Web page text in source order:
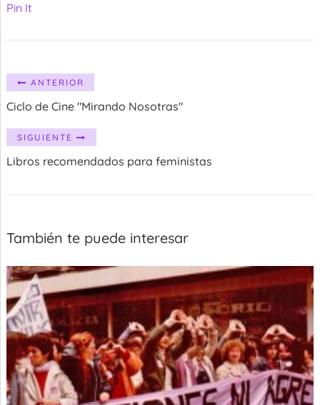
Pin It
ANTERIOR
Ciclo de Cine "Mirando Nosotras"
SIGUIENTE
Libros recomendados para feministas
También te puede interesar